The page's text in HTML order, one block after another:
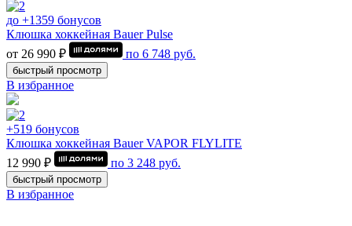
до +1359 бонусов
Клюшка хоккейная Bauer Pulse
от 26 990 ₽
по 6 748 руб.
быстрый просмотр
В избранное
+519 бонусов
Клюшка хоккейная Bauer VAPOR FLYLITE
12 990 ₽
по 3 248 руб.
быстрый просмотр
В избранное